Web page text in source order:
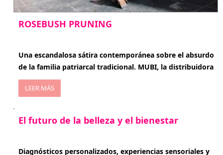
ROSEBUSH PRUNING
Una escandalosa sátira contemporánea sobre el absurdo
de la familia patriarcal tradicional. MUBI, la distribuidora
LEER MÁS
El futuro de la belleza y el bienestar
Diagnósticos personalizados, experiencias sensoriales y